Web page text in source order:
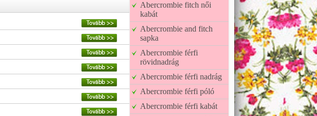
Abercrombie fitch női
kabát
Abercrombie and fitch
sapka
Abercrombie férfi
rövidnadrág
Abercrombie férfi nadrág
Abercrombie férfi póló
Abercrombie férfi kabát